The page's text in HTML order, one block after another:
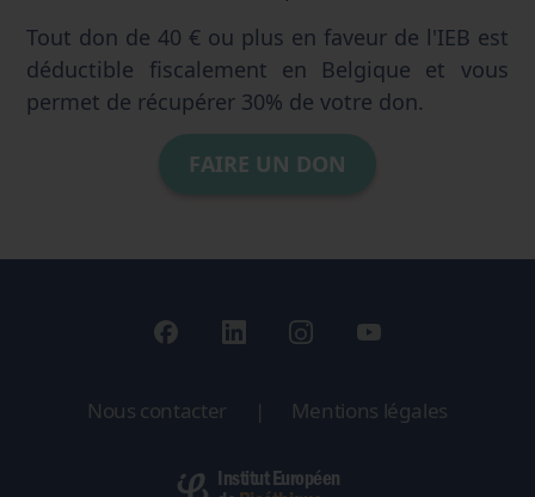
Tout don de 40 € ou plus en faveur de l'IEB est
déductible fiscalement en Belgique et vous
permet de récupérer 30% de votre don.
FAIRE UN DON
Nous contacter | Mentions légales
Institut Européen